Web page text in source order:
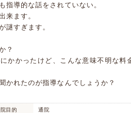
指導的な話をされていない。
来ます。
謎すぎます。
？
かかったけど、こんな意味不明な料
かれたのが指導なんでしょうか？
目的 通院